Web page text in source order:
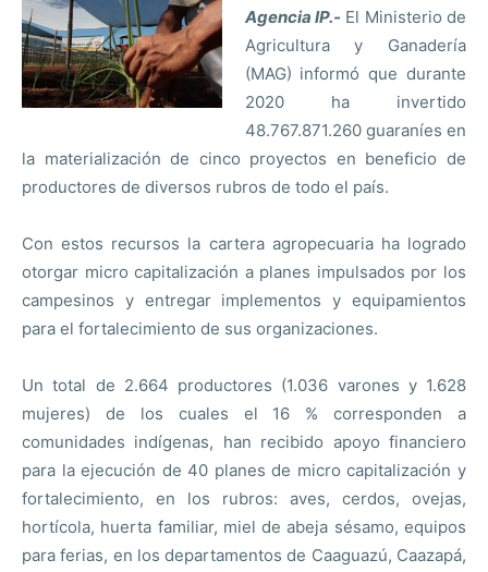
Agencia IP.- El Ministerio de
Agricultura y Ganadería
(MAG) informó que durante
2020 ha invertido
48.767.871.260 guaraníes en
la materialización de cinco proyectos en beneficio de
productores de diversos rubros de todo el país.
Con estos recursos la cartera agropecuaria ha logrado
otorgar micro capitalización a planes impulsados por los
campesinos y entregar implementos y equipamientos
para el fortalecimiento de sus organizaciones.
Un total de 2.664 productores (1.036 varones y 1.628
mujeres) de los cuales el 16 % corresponden a
comunidades indígenas, han recibido apoyo financiero
para la ejecución de 40 planes de micro capitalización y
fortalecimiento, en los rubros: aves, cerdos, ovejas,
hortícola, huerta familiar, miel de abeja sésamo, equipos
para ferias, en los departamentos de Caaguazú, Caazapá,